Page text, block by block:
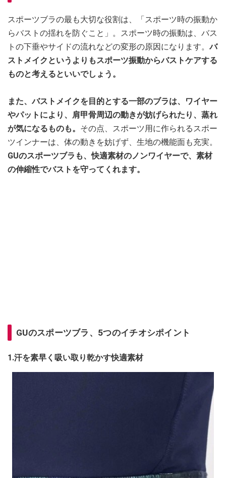
スポーツブラの最も大切な役割は、「スポーツ時の振動か
らバストの揺れを防ぐこと」。スポーツ時の振動は、バス
トの下垂やサイドの流れなどの変形の原因になります。バ
ストメイクというよりもスポーツ振動からバストケアする
ものと考えるといいでしょう。
また、バストメイクを目的とする一部のブラは、ワイヤー
やパットにより、肩甲骨周辺の動きが妨げられたり、蒸れ
が気になるものも。 その点、スポーツ用に作られるスポー
ツインナーは、体の動きを妨げず、生地の機能面も充実。
GUのスポーツブラも、快適素材のノンワイヤーで、素材
の伸縮性でバストを守ってくれます。
GUのスポーツブラ、5つのイチオシポイント
1.汗を素早く吸い取り乾かす快適素材